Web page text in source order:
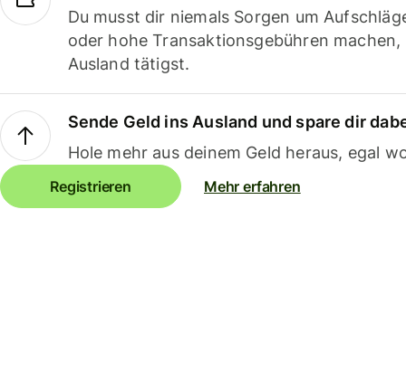
Du musst dir niemals Sorgen um
oder hohe Transaktionsgebühren
Ausland tätigst.
Sende Geld ins Ausland und spare dir
Hole mehr aus deinem Geld heraus, egal
Registrieren Mehr erfahren